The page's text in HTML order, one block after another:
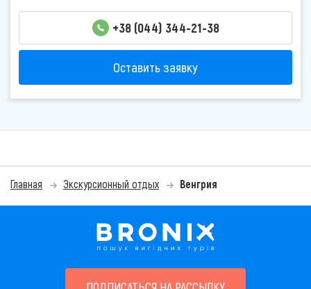
+38 (044) 344-21-38
Оставить заявку
Главная Экскурсионный отдых Венгрия